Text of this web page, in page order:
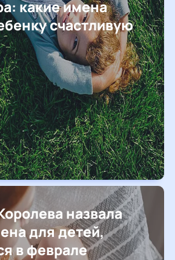
какие имена
счастливую
назвала
для детей,
в феврале